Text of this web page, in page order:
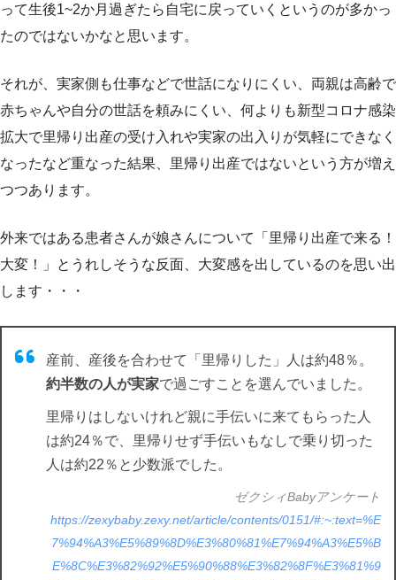
って生後1~2か月過ぎたら自宅に戻っていくというのが多かっ
たのではないかなと思います。
それが、実家側も仕事などで世話になりにくい、両親は高齢で
赤ちゃんや自分の世話を頼みにくい、何よりも新型コロナ感染
拡大で里帰り出産の受け入れや実家の出入りが気軽にできなく
なったなど重なった結果、里帰り出産ではないという方が増え
つつあります。
外来ではある患者さんが娘さんについて「里帰り出産で来る！
大変！」とうれしそうな反面、大変感を出しているのを思い出
します・・・
産前、産後を合わせて「里帰りした」人は約48％。
約半数の人が実家で過ごすことを選んでいました。
里帰りはしないけれど親に手伝いに来てもらった人
は約24％で、里帰りせず手伝いもなしで乗り切った
人は約22％と少数派でした。
ゼクシィBabyアンケート
https://zexybaby.zexy.net/article/contents/0151/#:~:text=%E
7%94%A3%E5%89%8D%E3%80%81%E7%94%A3%E5%B
E%8C%E3%82%92%E5%90%88%E3%82%8F%E3%81%9